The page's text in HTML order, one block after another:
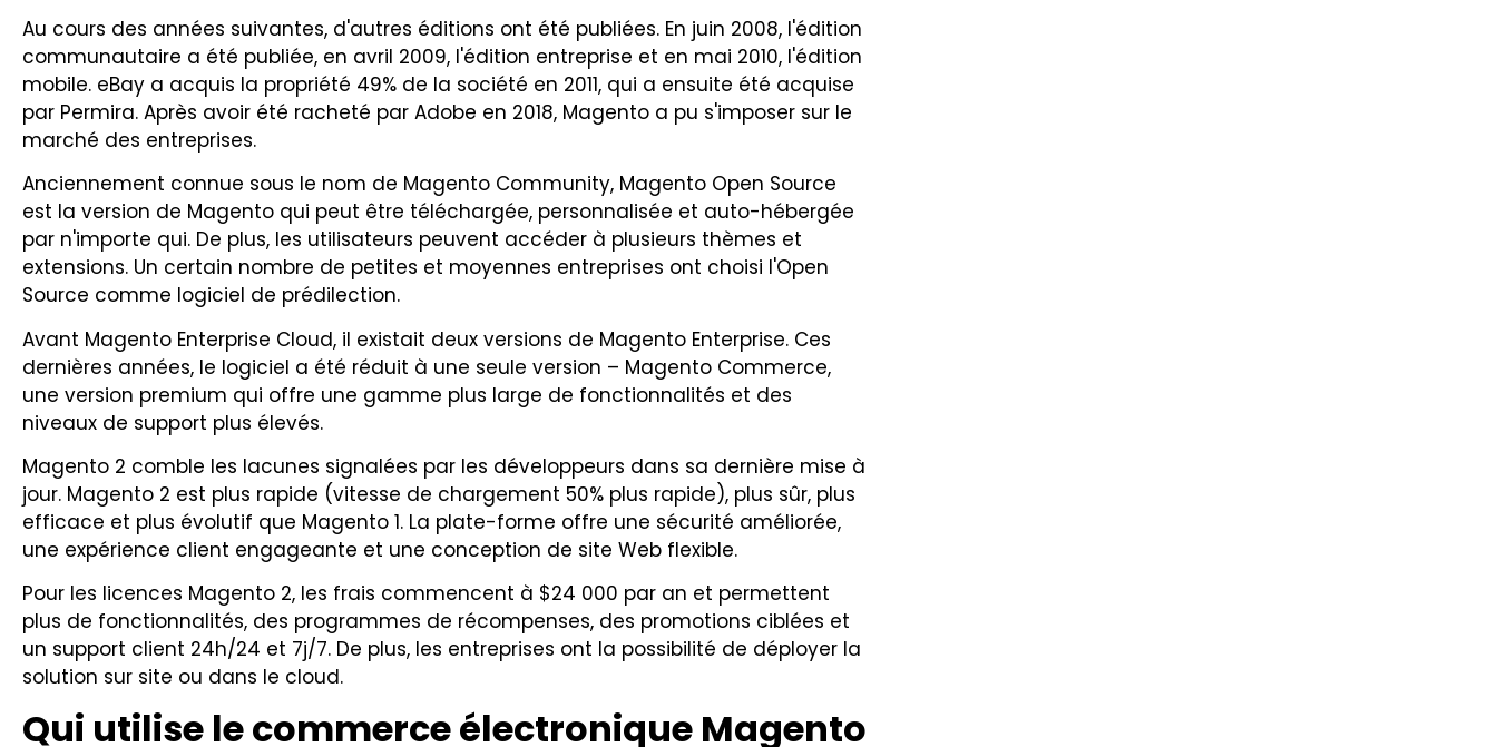
Au cours des années suivantes, d'autres éditions ont été publiées. En juin 2008, l'édition
communautaire a été publiée, en avril 2009, l'édition entreprise et en mai 2010, l'édition
mobile. eBay a acquis la propriété 49% de la société en 2011, qui a ensuite été acquise
par Permira. Après avoir été racheté par Adobe en 2018, Magento a pu s'imposer sur le
marché des entreprises.
Anciennement connue sous le nom de Magento Community, Magento Open Source
est la version de Magento qui peut être téléchargée, personnalisée et auto-hébergée
par n'importe qui. De plus, les utilisateurs peuvent accéder à plusieurs thèmes et
extensions. Un certain nombre de petites et moyennes entreprises ont choisi l'Open
Source comme logiciel de prédilection.
Avant Magento Enterprise Cloud, il existait deux versions de Magento Enterprise. Ces
dernières années, le logiciel a été réduit à une seule version – Magento Commerce,
une version premium qui offre une gamme plus large de fonctionnalités et des
niveaux de support plus élevés.
Magento 2 comble les lacunes signalées par les développeurs dans sa dernière mise à
jour. Magento 2 est plus rapide (vitesse de chargement 50% plus rapide), plus sûr, plus
efficace et plus évolutif que Magento 1. La plate-forme offre une sécurité améliorée,
une expérience client engageante et une conception de site Web flexible.
Pour les licences Magento 2, les frais commencent à $24 000 par an et permettent
plus de fonctionnalités, des programmes de récompenses, des promotions ciblées et
un support client 24h/24 et 7j/7. De plus, les entreprises ont la possibilité de déployer la
solution sur site ou dans le cloud.
Qui utilise le commerce électronique Magento